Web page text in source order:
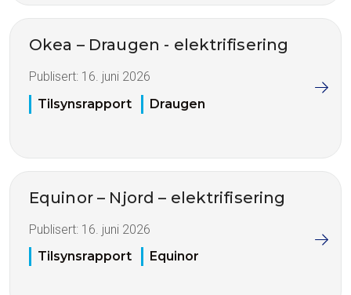
Okea – Draugen - elektrifisering
Publisert: 16. juni 2026
Tilsynsrapport
Draugen
Equinor – Njord – elektrifisering
Publisert: 16. juni 2026
Tilsynsrapport
Equinor